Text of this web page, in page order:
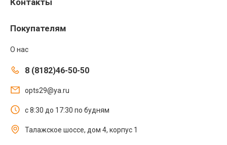
Контакты
Покупателям
О нас
8 (8182)46-50-50
opts29@ya.ru
с 8:30 до 17:30 по будням
Талажское шоссе, дом 4, корпус 1